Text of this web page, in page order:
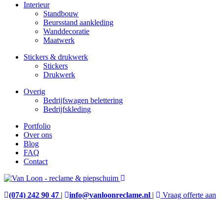
Interieur
Standbouw
Beursstand aankleding
Wanddecoratie
Maatwerk
Stickers & drukwerk
Stickers
Drukwerk
Overig
Bedrijfswagen belettering
Bedrijfskleding
Portfolio
Over ons
Blog
FAQ
Contact
(074) 242 90 47 info@vanloonreclame.nl
Vraag offerte aan